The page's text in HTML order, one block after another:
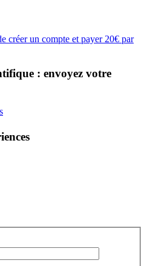
créer un compte et payer 20€ par
: envoyez votre